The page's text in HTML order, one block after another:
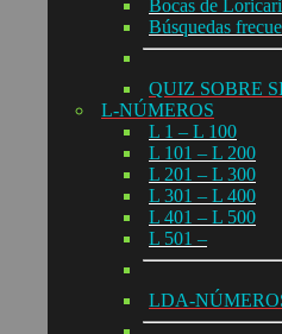
Bocas de
Búsquedas
QUIZ SOBRE
L-NÚMEROS
L 1 – L 100
L 101 – L 200
L 201 – L 300
L 301 – L 400
L 401 – L 500
L 501 –
LDA-